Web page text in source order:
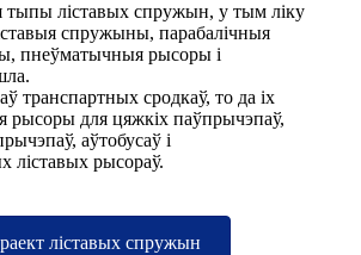
ліставых спружын, у тым ліку
спружыны, парабалічныя
пнеўматычныя рысоры і
транспартных сродкаў, то да іх
рысоры для цяжкіх паўпрычэпаў,
аўтобусаў і
ліставых рысораў.
ліставых спружын